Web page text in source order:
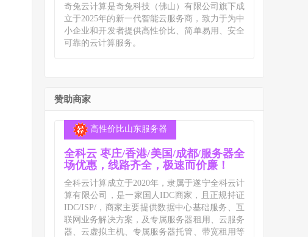
奇兔云计算是奇兔科技（佛山）有限公司旗下成
立于2025年的新一代智能云服务商，致力于为中
小企业和开发者提供高性价比、简单易用、安全
可靠的云计算服务。
赞助商家
高性价比山东服务器
全科云 枣庄/香港/美国/成都/服务器全
场优惠，线路齐全，极速而价廉！
全科云计算成立于2020年，隶属于遂宁全科云计
算有限公司，是一家国人IDC商家，且正规持证
IDC/ISP/，商家主要提供数据中心基础服务、互
联网业务解决方案，及专属服务器租用、云服务
器、云虚拟主机、专属服务器托管、带宽租用等